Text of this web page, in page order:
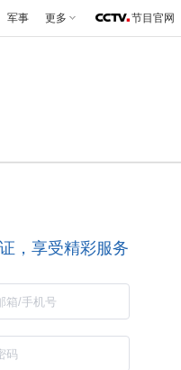
军事 更多 节目官网
，享受精彩服务